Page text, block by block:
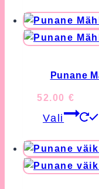
Punane
52.00 €
Vali